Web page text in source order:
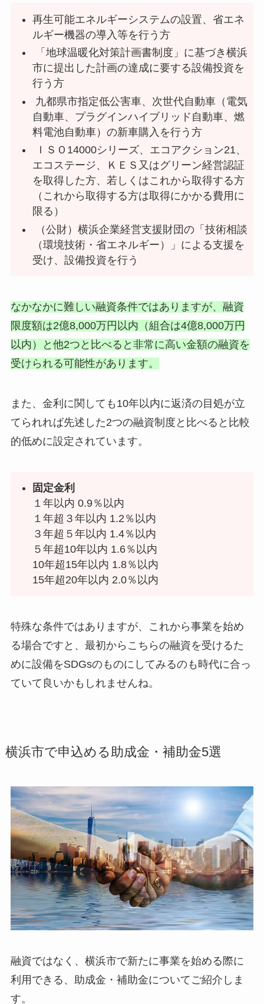
再生可能エネルギーシステムの設置、省エネ
ルギー機器の導入等を行う方
「地球温暖化対策計画書制度」に基づき横浜
市に提出した計画の達成に要する設備投資を
行う方
九都県市指定低公害車、次世代自動車（電気
自動車、プラグインハイブリッド自動車、燃
料電池自動車）の新車購入を行う方
ＩＳＯ14000シリーズ、エコアクション21、
エコステージ、ＫＥＳ又はグリーン経営認証
を取得した方、若しくはこれから取得する方
（これから取得する方は取得にかかる費用に
限る）
（公財）横浜企業経営支援財団の「技術相談
（環境技術・省エネルギー）」による支援を
受け、設備投資を行う
なかなかに難しい融資条件ではありますが、融資
限度額は2億8,000万円以内（組合は4億8,000万円
以内）と他2つと比べると非常に高い金額の融資を
受けられる可能性があります。
また、金利に関しても10年以内に返済の目処が立
てられれば先述した2つの融資制度と比べると比較
的低めに設定されています。
固定金利
１年以内 0.9％以内
１年超３年以内 1.2％以内
３年超５年以内 1.4％以内
５年超10年以内 1.6％以内
10年超15年以内 1.8％以内
15年超20年以内 2.0％以内
特殊な条件ではありますが、これから事業を始め
る場合ですと、最初からこちらの融資を受けるた
めに設備をSDGsのものにしてみるのも時代に合っ
ていて良いかもしれませんね。
横浜市で申込める助成金・補助金5選
融資ではなく、横浜市で新たに事業を始める際に
利用できる、助成金・補助金についてご紹介しま
す。